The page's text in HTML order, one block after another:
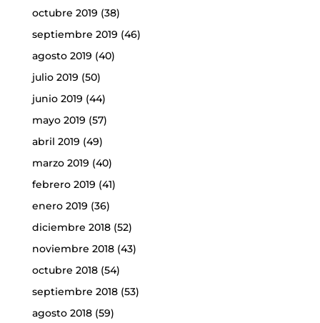
octubre 2019 (38)
septiembre 2019 (46)
agosto 2019 (40)
julio 2019 (50)
junio 2019 (44)
mayo 2019 (57)
abril 2019 (49)
marzo 2019 (40)
febrero 2019 (41)
enero 2019 (36)
diciembre 2018(52)
noviembre 2018(43)
octubre 2018(54)
septiembre 2018(53)
agosto 2018(59)